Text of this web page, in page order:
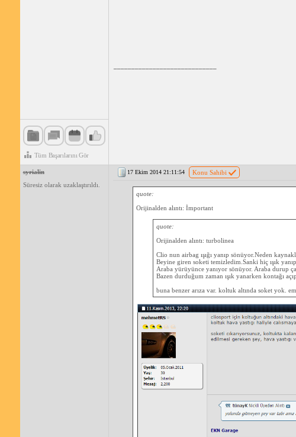
Tüm Başarılarını Gör
syrialin
Süresiz olarak uzaklaştırıldı.
17 Ekim 2014 21:11:54 Konu Sahibi
quote:
Orijinalden alıntı: İmportant
quote:
Orijinalden alıntı: turbolinea
Clio nun airbag ışığı yanıp sönüyor.Neden
Beyine giren soketi temizledim.Sanki hiç ışık
Araba yürüyünce yanıyor sönüyor. Araba durup
Bazen durduğum zaman ışık yanarken kontağı
buna benzer arıza var. koltuk altında soket yok.